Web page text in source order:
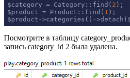
$category = Category::find( 2 );
$product = Product::find( 1 );
$product->categories()-
Посмотрите в таблицу
запись category_id 2 была удалена.